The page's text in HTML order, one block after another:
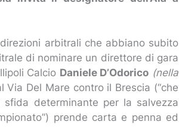
arbitrali che abbiano subito
di nominare un direttore di gara
Calcio Daniele D’Odorico (nella
Del Mare contro il Brescia (“che
determinante per la salvezza
prende carta e penna ed